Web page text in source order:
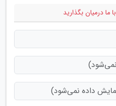
ما درمیان بگذارید